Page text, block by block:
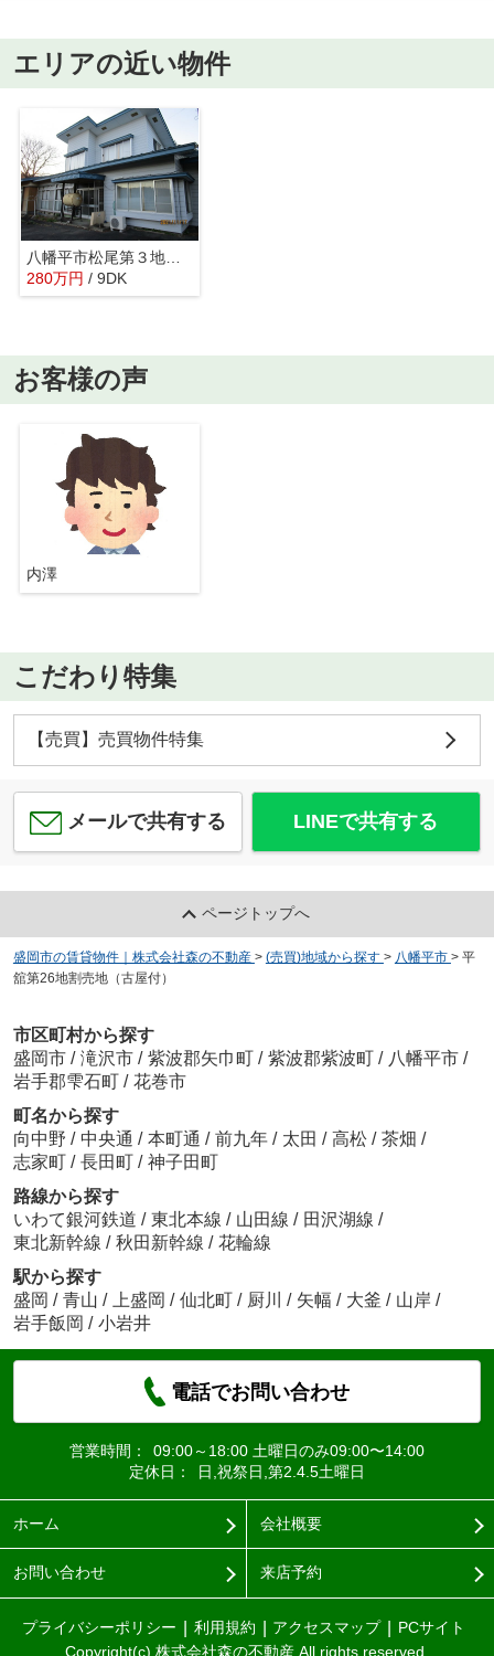
エリアの近い物件
八幡平市松尾第３地割中古住宅
280万円 / 9DK
お客様の声
内澤
こだわり特集
【売買】売買物件特集
メールで共有する LINEで共有する
ページトップへ
盛岡市の賃貸物件｜株式会社森の不動産 > (売買)地域から探す > 八幡平市 > 平
舘第26地割売地（古屋付）
市区町村から探す
盛岡市 / 滝沢市 / 紫波郡矢巾町 / 紫波郡紫波町 / 八幡平市 /
岩手郡雫石町 / 花巻市
町名から探す
向中野 / 中央通 / 本町通 / 前九年 / 太田 / 高松 / 茶畑 /
志家町 / 長田町 / 神子田町
路線から探す
いわて銀河鉄道 / 東北本線 / 山田線 / 田沢湖線 /
東北新幹線 / 秋田新幹線 / 花輪線
駅から探す
盛岡 / 青山 / 上盛岡 / 仙北町 / 厨川 / 矢幅 / 大釜 / 山岸 /
岩手飯岡 / 小岩井
電話でお問い合わせ
営業時間：
09:00～18:00 土曜日のみ09:00〜14:00
定休日：
日,祝祭日,第2.4.5土曜日
ホーム 会社概要
お問い合わせ 来店予約
プライバシーポリシー 利用規約 アクセスマップ
PCサイト
Copyright(c) 株式会社森の不動産 All rights reserved.